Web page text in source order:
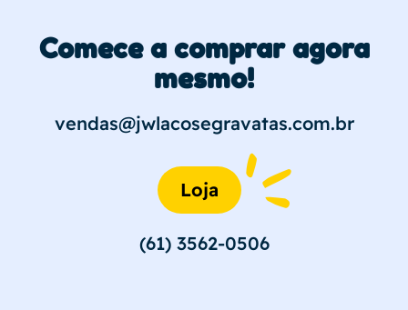
Comece a comprar agora
mesmo!
vendas@jwlacosegravatas.com.br
Loja
(61) 3562-0506